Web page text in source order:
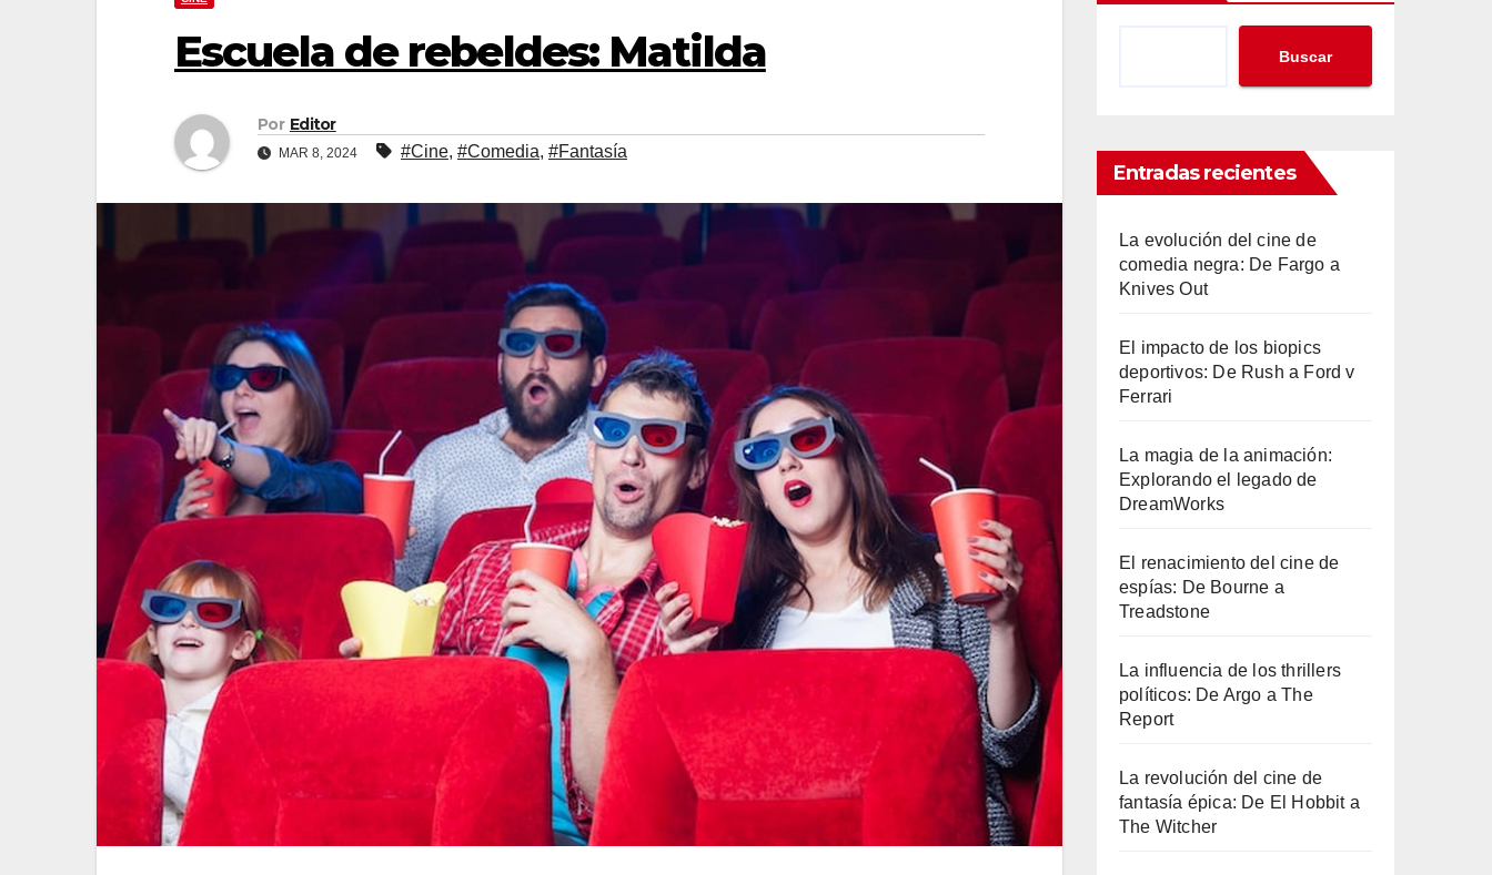
Escuela de rebeldes: Matilda
Por Editor
MAR 8, 2024 #Cine, #Comedia, #Fantasía
Buscar
Entradas recientes
La evolución del cine de
comedia negra: De Fargo a
Knives Out
El impacto de los biopics
deportivos: De Rush a Ford v
Ferrari
La magia de la animación:
Explorando el legado de
DreamWorks
El renacimiento del cine de
espías: De Bourne a
Treadstone
La influencia de los thrillers
políticos: De Argo a The
Report
La revolución del cine de
fantasía épica: De El Hobbit a
The Witcher